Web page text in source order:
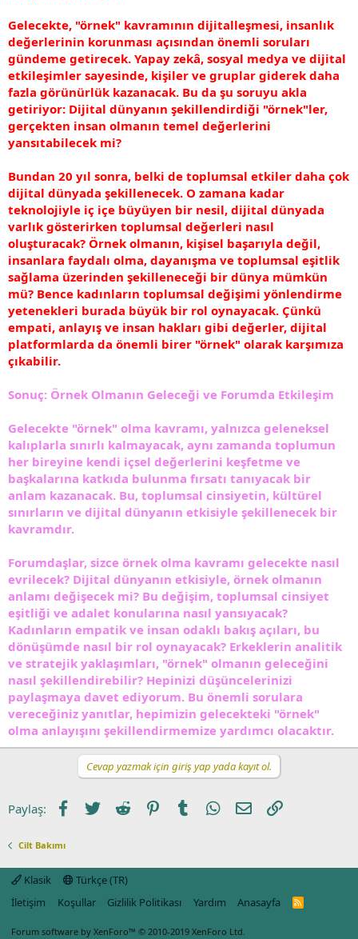
Gelecekte, "örnek" kavramının dijitalleşmesi, insanlık
değerlerinin korunması açısından önemli soruları
gündeme getirecek. Yapay zekâ, sosyal medya ve dijital
etkileşimler sayesinde, kişiler ve gruplar giderek daha
fazla görünürlük kazanacak. Bu da şu soruyu akla
getiriyor: Dijital dünyanın şekillendirdiği "örnek"ler,
gerçekten insan olmanın temel değerlerini
yansıtabilecek mi?
Bundan 20 yıl sonra, belki de toplumsal etkiler daha çok
dijital dünyada şekillenecek. O zamana kadar
teknolojiyle iç içe büyüyen bir nesil, dijital dünyada
varlık gösterirken toplumsal değerleri nasıl
oluşturacak? Örnek olmanın, kişisel başarıyla değil,
insanlara faydalı olma, dayanışma ve toplumsal eşitlik
sağlama üzerinden şekilleneceği bir dünya mümkün
mü? Bence kadınların toplumsal değişimi yönlendirme
yetenekleri burada büyük bir rol oynayacak. Çünkü
empati, anlayış ve insan hakları gibi değerler, dijital
platformlarda da önemli birer "örnek" olarak karşımıza
çıkabilir.
Sonuç: Örnek Olmanın Geleceği ve Forumda Etkileşim
Gelecekte "örnek" olma kavramı, yalnızca geleneksel
kalıplarla sınırlı kalmayacak, aynı zamanda toplumun
her bireyine kendi içsel değerlerini keşfetme ve
başkalarına katkıda bulunma fırsatı tanıyacak bir
anlam kazanacak. Bu, toplumsal cinsiyetin, kültürel
sınırların ve dijital dünyanın etkisiyle şekillenecek bir
kavramdır.
Forumdaşlar, sizce örnek olma kavramı gelecekte nasıl
evrilecek? Dijital dünyanın etkisiyle, örnek olmanın
anlamı değişecek mi? Bu değişim, toplumsal cinsiyet
eşitliği ve adalet konularına nasıl yansıyacak?
Kadınların empatik ve insan odaklı bakış açıları, bu
dönüşümde nasıl bir rol oynayacak? Erkeklerin analitik
ve stratejik yaklaşımları, "örnek" olmanın geleceğini
nasıl şekillendirebilir? Hepinizi düşüncelerinizi
paylaşmaya davet ediyorum. Bu önemli sorulara
vereceğiniz yanıtlar, hepimizin gelecekteki "örnek"
olma anlayışını şekillendirmemize yardımcı olacaktır.
Cevap yazmak için giriş yap yada kayıt ol.
Paylaş: Facebook
TwitterReddit PinterestTumblrWhatsApp
E-postaLink
Cilt Bakımı
Klasik
Türkçe (TR)
İletişim
Koşullar Gizlilik Politikası Yardım Anasayfa
R
Forum software by XenForo™ © 2010-2019 XenForo Ltd.